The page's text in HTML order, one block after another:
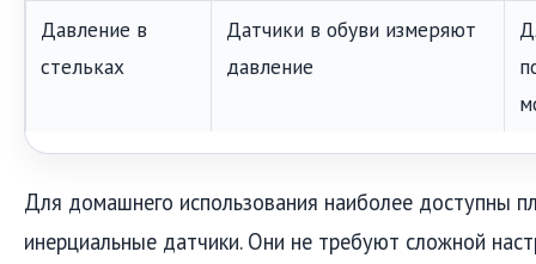
Давление в
стельках
Датчики в обуви измеряют
давление
Для домашнего использования наиболее доступны
инерциальные датчики. Они не требуют сложной